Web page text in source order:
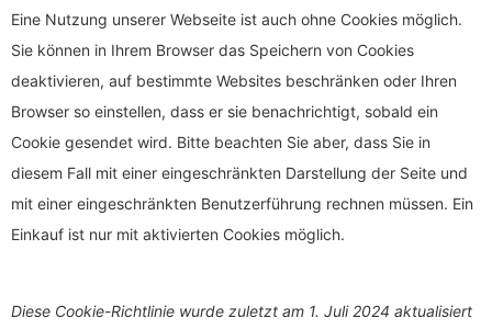
Eine Nutzung unserer Webseite ist auch ohne Cookies möglich.
Sie können in Ihrem Browser das Speichern von Cookies
deaktivieren, auf bestimmte Websites beschränken oder Ihren
Browser so einstellen, dass er sie benachrichtigt, sobald ein
Cookie gesendet wird. Bitte beachten Sie aber, dass Sie in
diesem Fall mit einer eingeschränkten Darstellung der Seite und
mit einer eingeschränkten Benutzerführung rechnen müssen. Ein
Einkauf ist nur mit aktivierten Cookies möglich.
Diese Cookie-Richtlinie wurde zuletzt am 1. Juli 2024 aktualisiert